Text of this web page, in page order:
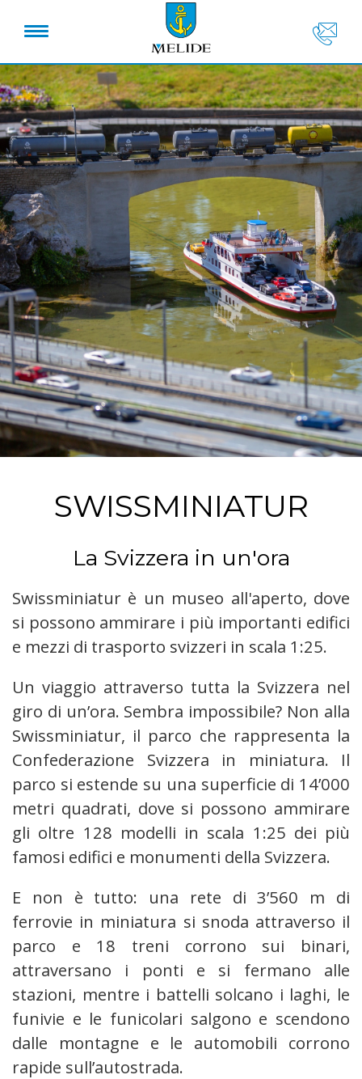
SWISSMINIATUR
La Svizzera in un'ora
Swissminiatur è un museo all'aperto, dove
si possono ammirare i più importanti edifici
e mezzi di trasporto svizzeri in scala 1:25.
Un viaggio attraverso tutta la Svizzera nel
giro di un’ora. Sembra impossibile? Non alla
Swissminiatur, il parco che rappresenta la
Confederazione Svizzera in miniatura. Il
parco si estende su una superficie di 14’000
metri quadrati, dove si possono ammirare
gli oltre 128 modelli in scala 1:25 dei più
famosi edifici e monumenti della Svizzera.
E non è tutto: una rete di 3’560 m di
ferrovie in miniatura si snoda attraverso il
parco e 18 treni corrono sui binari,
attraversano i ponti e si fermano alle
stazioni, mentre i battelli solcano i laghi, le
funivie e le funicolari salgono e scendono
dalle montagne e le automobili corrono
rapide sull’autostrada.